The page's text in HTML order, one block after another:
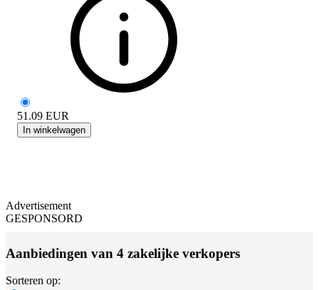
51.09 EUR
In winkelwagen
Advertisement
GESPONSORD
Aanbiedingen van 4 zakelijke verkopers
Sorteren op: